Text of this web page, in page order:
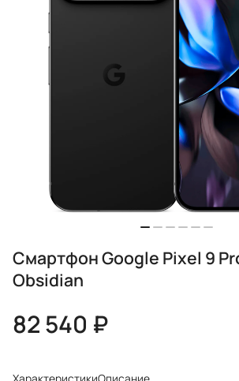
Смартфон Google Pixel 9
Obsidian
82 540 ₽